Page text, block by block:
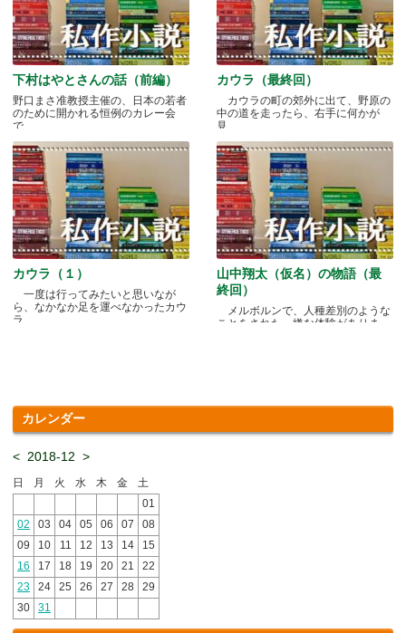
下村はやとさんの話（前編）
野口まさ准教授主催の、日本の若者
のために開かれる恒例のカレー会
で.....
カウラ（最終回）
カウラの町の郊外に出て、野原の
中の道を走ったら、右手に何かが
見.....
カウラ（１）
一度は行ってみたいと思いなが
ら、なかなか足を運べなかったカウ
ラ.....
山中翔太（仮名）の物語（最
終回）
メルボルンで、人種差別のような
ことをされた、嫌な体験がありま
カレンダー
< 2018-12 >
日 月 火 水 木 金
土
01
02
03 04 05 06 07
08
09
10 11 12 13 14
15
16
17 18 19 20 21
22
23
24 25 26 27 28
29
30
31